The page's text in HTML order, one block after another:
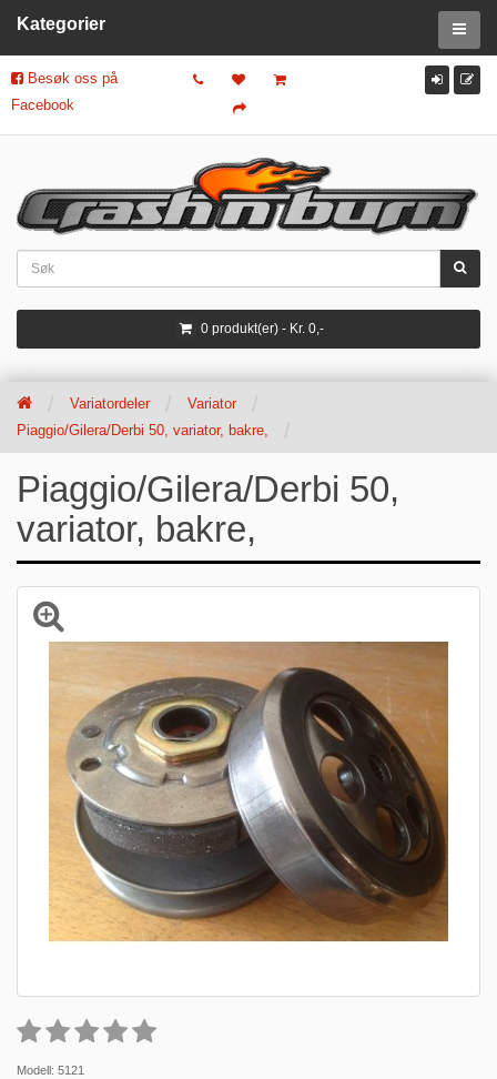
Besøk oss på
Facebook
0 produkt(er) - Kr. 0,-
Kategorier
Variatordeler
Variator
Piaggio/Gilera/Derbi 50, variator, bakre,
Piaggio/Gilera/Derbi 50,
variator, bakre,
Modell: 5121